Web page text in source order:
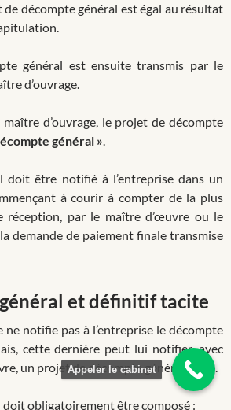
décompte général est égal au résultat
général est ensuite transmis par le
d’ouvrage.
d’ouvrage, le projet de décompte
général ».
doit être notifié à l’entreprise dans un
à courir à compter de la plus
réception, par le maître d’œuvre ou le
demande de paiement finale transmise
et définitif tacite
ne notifie pas à l’entreprise le décompte
cette dernière peut lui notifier, avec
un projet de décompte général signé.
doit obligatoirement être composé :
Appeler le cabinet